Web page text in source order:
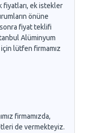
fiyatları, ek istekler
önüne
fiyat teklifi
Alüminyum
lütfen firmamız
firmamızda,
de vermekteyiz.